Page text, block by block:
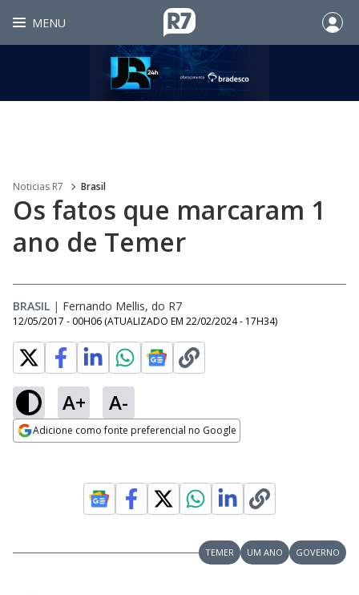
MENU
Noticias R7 Brasil
Os fatos que marcaram 1
ano de Temer
BRASIL | Fernando Mellis, do R7
12/05/2017 - 00H06 (ATUALIZADO EM 22/02/2024 - 17H34)
A+ A-
Adicione como fonte preferencial no Google
TEMER UM ANO GOVERNO